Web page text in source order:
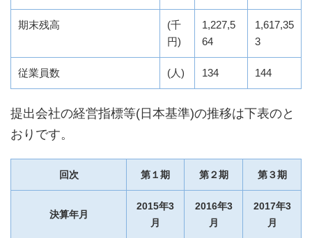
期末残高
(千
円)
1,227,5
64
1,617,35
3
従業員数 (人) 134 144
提出会社の経営指標等(日本基準)の推移は下表のと
おりです。
回次 第１期 第２期 第３期
決算年月
2015年3
月
2016年3
月
2017年3
月